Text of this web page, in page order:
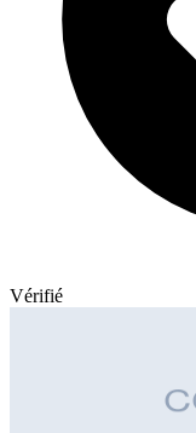
Vérifié